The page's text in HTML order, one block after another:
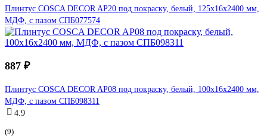
Плинтус COSCA DECOR AP20 под покраску, белый, 125x16x2400 мм,
МДФ, с пазом СПБ077574
887 ₽
Плинтус COSCA DECOR AP08 под покраску, белый, 100x16x2400 мм,
МДФ, с пазом СПБ098311
4.9
(9)